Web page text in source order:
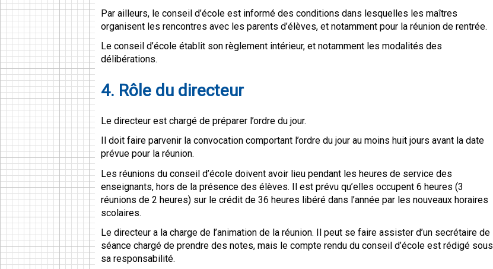
Par ailleurs, le conseil d’école est informé des conditions dans lesquelles les maîtres
organisent les rencontres avec les parents d’élèves, et notamment pour la réunion de rentrée.
Le conseil d’école établit son règlement intérieur, et notamment les modalités des
délibérations.
4. Rôle du directeur
Le directeur est chargé de préparer l’ordre du jour.
Il doit faire parvenir la convocation comportant l’ordre du jour au moins huit jours avant la date
prévue pour la réunion.
Les réunions du conseil d’école doivent avoir lieu pendant les heures de service des
enseignants, hors de la présence des élèves. Il est prévu qu’elles occupent 6 heures (3
réunions de 2 heures) sur le crédit de 36 heures libéré dans l’année par les nouveaux horaires
scolaires.
Le directeur a la charge de l’animation de la réunion. Il peut se faire assister d’un secrétaire de
séance chargé de prendre des notes, mais le compte rendu du conseil d’école est rédigé sous
sa responsabilité.